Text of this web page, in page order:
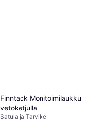
Finntack Monitoimilaukku
vetoketjulla
Satula ja Tarvike